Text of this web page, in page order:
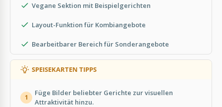
Vegane Sektion mit Beispielgerichten
Layout-Funktion für Kombiangebote
Bearbeitbarer Bereich für Sonderangebote
SPEISEKARTEN TIPPS
1
Füge Bilder beliebter Gerichte zur visuellen
Attraktivität hinzu.